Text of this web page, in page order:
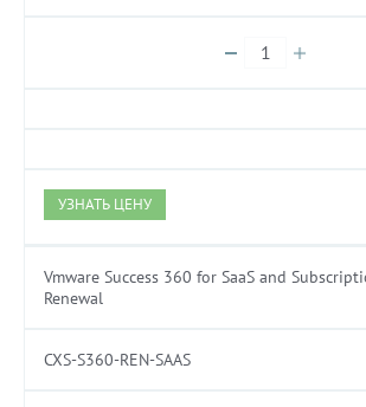
УЗНАТЬ ЦЕНУ
Vmware Success 360 for SaaS and
Renewal
CXS-S360-REN-SAAS